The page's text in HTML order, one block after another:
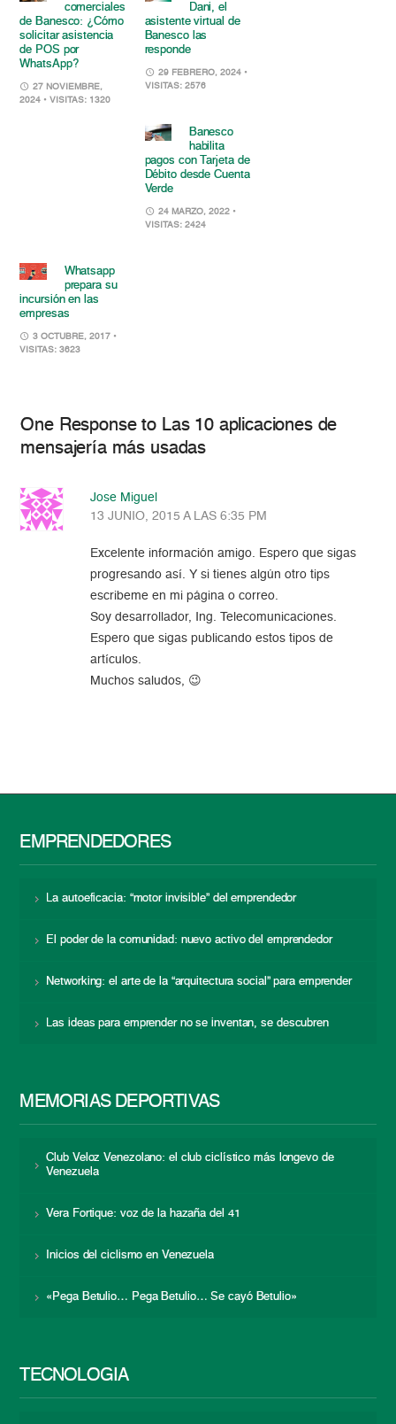
comerciales
de Banesco: ¿Cómo
solicitar asistencia
de POS por
WhatsApp?
27 NOVIEMBRE,
2024 • VISITAS: 1320
Dani, el
asistente virtual de
Banesco las
responde
29 FEBRERO, 2024 •
VISITAS: 2576
Banesco
habilita
pagos con Tarjeta de
Débito desde Cuenta
Verde
24 MARZO, 2022 •
VISITAS: 2424
Whatsapp
prepara su
incursión en las
empresas
3 OCTUBRE, 2017 •
VISITAS: 3623
One Response to Las 10 aplicaciones de
mensajería más usadas
Jose Miguel
13 JUNIO, 2015 A LAS 6:35 PM
Excelente información amigo. Espero que sigas
progresando así. Y si tienes algún otro tips
escribeme en mi página o correo.
Soy desarrollador, Ing. Telecomunicaciones.
Espero que sigas publicando estos tipos de
artículos.
Muchos saludos, 😉
EMPRENDEDORES
La autoeficacia: “motor invisible” del emprendedor
El poder de la comunidad: nuevo activo del emprendedor
Networking: el arte de la “arquitectura social” para emprender
Las ideas para emprender no se inventan, se descubren
MEMORIAS DEPORTIVAS
Club Veloz Venezolano: el club ciclístico más longevo de
Venezuela
Vera Fortique: voz de la hazaña del 41
Inicios del ciclismo en Venezuela
«Pega Betulio… Pega Betulio… Se cayó Betulio»
TECNOLOGÍA